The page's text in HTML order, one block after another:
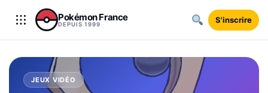
Aller au contenu
Pokémon France
DEPUIS 1999 S'inscrire
JEUX VIDÉO